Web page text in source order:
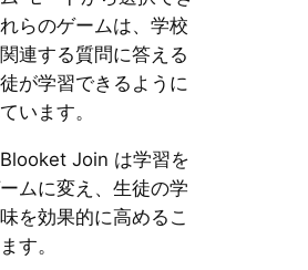
らのゲームは、学校
連する質問に答える
が学習できるように
います。
Join は学習を
ムに変え、生徒の学
を効果的に高めるこ
す。